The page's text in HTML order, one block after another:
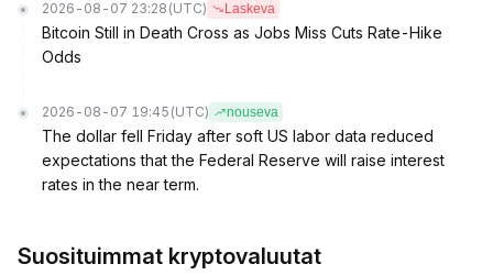
2026-08-07 23:28 (UTC) Laskeva
Bitcoin Still in Death Cross as Jobs Miss Cuts Rate-Hike
Odds
2026-08-07 19:45 (UTC) nouseva
The dollar fell Friday after soft US labor data reduced
expectations that the Federal Reserve will raise interest
rates in the near term.
Suosituimmat kryptovaluutat